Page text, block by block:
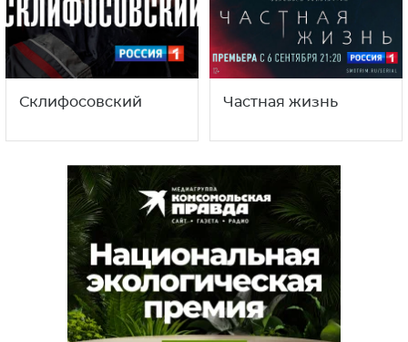
Склифосовский Частная жизнь